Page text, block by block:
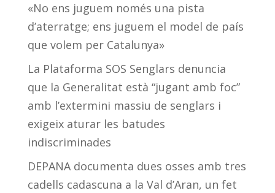
«No ens juguem només una pista
d’aterratge; ens juguem el model de país
que volem per Catalunya»
La Plataforma SOS Senglars denuncia
que la Generalitat està “jugant amb foc”
amb l’extermini massiu de senglars i
exigeix aturar les batudes
indiscriminades
DEPANA documenta dues osses amb tres
cadells cadascuna a la Val d’Aran, un fet